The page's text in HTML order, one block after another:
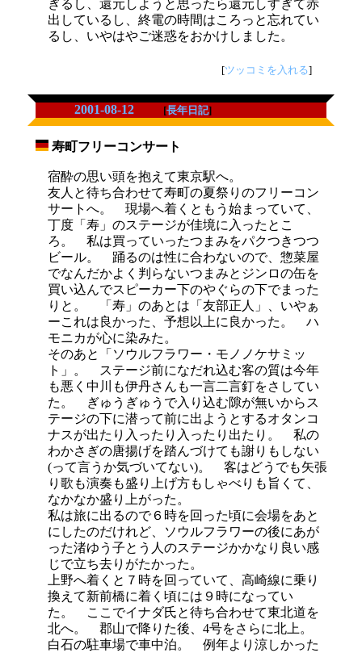
ぎるし、還元しようと思ったら還元しすぎて赤
出しているし、終電の時間はころっと忘れてい
るし、いやはやご迷惑をおかけしました。
[ツッコミを入れる]
2001-08-12 [長年日記]
寿町フリーコンサート
宿酔の思い頭を抱えて東京駅へ。
友人と待ち合わせて寿町の夏祭りのフリーコン
サートへ。 現場へ着くともう始まっていて、
丁度「寿」のステージが佳境に入ったとこ
ろ。 私は買っていったつまみをパクつきつつ
ビール。 踊るのは性に合わないので、惣菜屋
でなんだかよく判らないつまみとジンロの缶を
買い込んでスピーカー下のやぐらの下でまった
りと。 「寿」のあとは「友部正人」、いやぁ
ーこれは良かった、予想以上に良かった。 ハ
モニカが心に染みた。
そのあと「ソウルフラワー・モノノケサミッ
ト」。 ステージ前になだれ込む客の質は今年
も悪く中川も伊丹さんも一言二言釘をさしてい
た。 ぎゅうぎゅうで入り込む隙が無いからス
テージの下に潜って前に出ようとするオタンコ
ナスが出たり入ったり入ったり出たり。 私の
わかさぎの唐揚げを踏んづけても謝りもしない
(って言うか気づいてない)。 客はどうでも矢張
り歌も演奏も盛り上げ方もしゃべりも旨くて、
なかなか盛り上がった。
私は旅に出るので６時を回った頃に会場をあと
にしたのだけれど、ソウルフラワーの後にあが
った渚ゆう子とう人のステージかかなり良い感
じで立ち去りがたかった。
上野へ着くと７時を回っていて、高崎線に乗り
換えて新前橋に着く頃には９時になってい
た。 ここでイナダ氏と待ち合わせて東北道を
北へ。 郡山で降りた後、4号をさらに北上。
白石の駐車場で車中泊。 例年より涼しかった